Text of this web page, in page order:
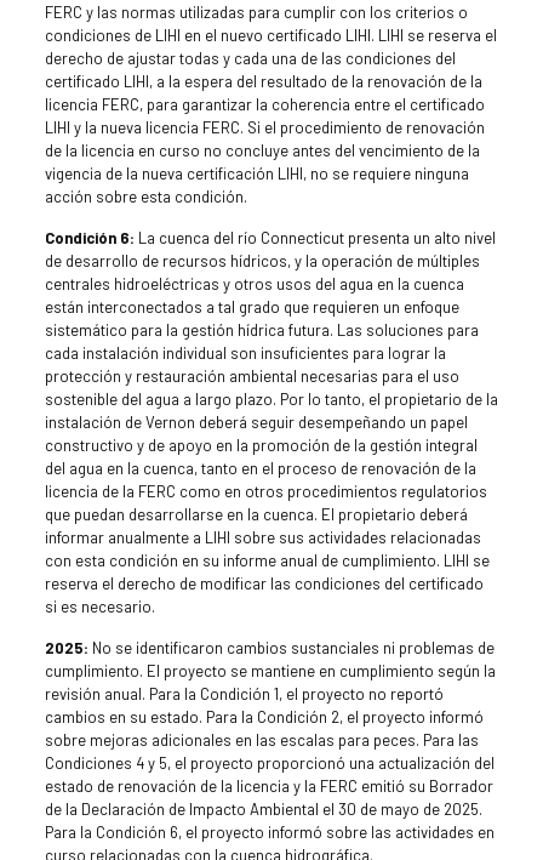
FERC y las normas utilizadas para cumplir con los criterios o
condiciones de LIHI en el nuevo certificado LIHI. LIHI se reserva el
derecho de ajustar todas y cada una de las condiciones del
certificado LIHI, a la espera del resultado de la renovación de la
licencia FERC, para garantizar la coherencia entre el certificado
LIHI y la nueva licencia FERC. Si el procedimiento de renovación
de la licencia en curso no concluye antes del vencimiento de la
vigencia de la nueva certificación LIHI, no se requiere ninguna
acción sobre esta condición.
Condición 6: La cuenca del río Connecticut presenta un alto nivel
de desarrollo de recursos hídricos, y la operación de múltiples
centrales hidroeléctricas y otros usos del agua en la cuenca
están interconectados a tal grado que requieren un enfoque
sistemático para la gestión hídrica futura. Las soluciones para
cada instalación individual son insuficientes para lograr la
protección y restauración ambiental necesarias para el uso
sostenible del agua a largo plazo. Por lo tanto, el propietario de la
instalación de Vernon deberá seguir desempeñando un papel
constructivo y de apoyo en la promoción de la gestión integral
del agua en la cuenca, tanto en el proceso de renovación de la
licencia de la FERC como en otros procedimientos regulatorios
que puedan desarrollarse en la cuenca. El propietario deberá
informar anualmente a LIHI sobre sus actividades relacionadas
con esta condición en su informe anual de cumplimiento. LIHI se
reserva el derecho de modificar las condiciones del certificado
si es necesario.
2025: No se identificaron cambios sustanciales ni problemas de
cumplimiento. El proyecto se mantiene en cumplimiento según la
revisión anual. Para la Condición 1, el proyecto no reportó
cambios en su estado. Para la Condición 2, el proyecto informó
sobre mejoras adicionales en las escalas para peces. Para las
Condiciones 4 y 5, el proyecto proporcionó una actualización del
estado de renovación de la licencia y la FERC emitió su Borrador
de la Declaración de Impacto Ambiental el 30 de mayo de 2025.
Para la Condición 6, el proyecto informó sobre las actividades en
curso relacionadas con la cuenca hidrográfica.